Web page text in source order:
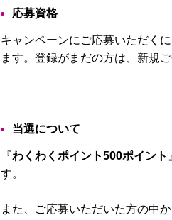
応募資格
キャンペーンにご応募いただく
ます。登録がまだの方は、新規
当選について
『わくわくポイント500ポイント
す。
また、ご応募いただいた方の中